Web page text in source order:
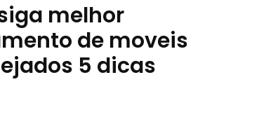
melhor
de moveis
5 dicas